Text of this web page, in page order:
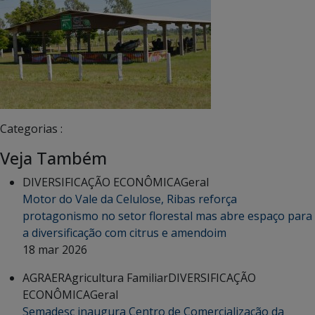
Categorias :
Veja Também
DIVERSIFICAÇÃO ECONÔMICAGeral
Motor do Vale da Celulose, Ribas reforça
protagonismo no setor florestal mas abre espaço para
a diversificação com citrus e amendoim
18 mar 2026
AGRAERAgricultura FamiliarDIVERSIFICAÇÃO
ECONÔMICAGeral
Semadesc inaugura Centro de Comercialização da